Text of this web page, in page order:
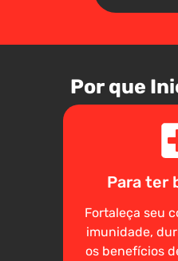
Por que
Para ter
Fortaleça seu
imunidade,
os benefícios